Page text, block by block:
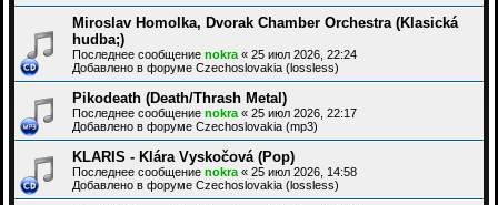
Miroslav Homolka, Dvorak Chamber Orchestra (Klasická
hudba;)
Последнее сообщение nokra « 25 июл 2026, 22:24
Добавлено в форуме Czechoslovakia (lossless)
Pikodeath (Death/Thrash Metal)
Последнее сообщение nokra « 25 июл 2026, 22:17
Добавлено в форуме Czechoslovakia (mp3)
KLARIS - Klára Vyskočová (Pop)
Последнее сообщение nokra « 25 июл 2026, 14:58
Добавлено в форуме Czechoslovakia (lossless)